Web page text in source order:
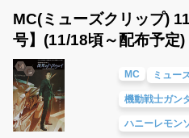
MC(ミューズクリップ)
号】(11/18頃～配布予定)
MC ミュー
機動戦士ガン
ハニーレモン